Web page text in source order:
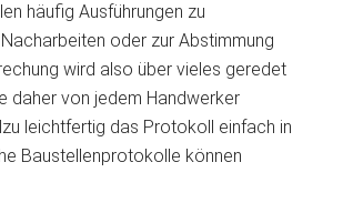
häufig Ausführungen zu
oder zur Abstimmung
wird also über vieles geredet
daher von jedem Handwerker
leichtfertig das Protokoll einfach in
Baustellenprotokolle können